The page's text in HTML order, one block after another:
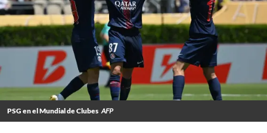
PSG en el Mundial de Clubes AFP